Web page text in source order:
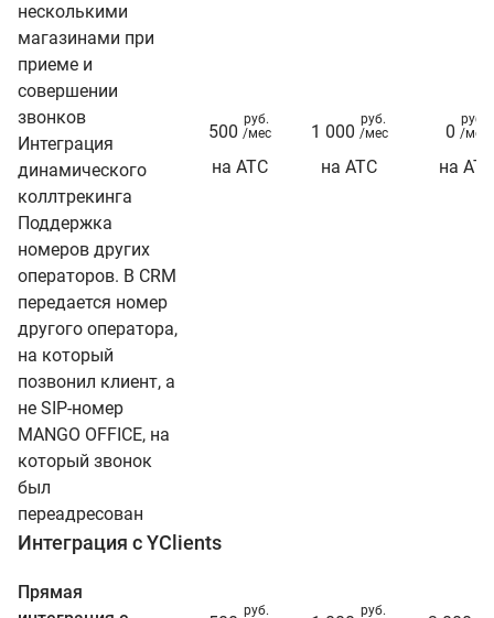
несколькими
магазинами при
приеме и
совершении
звонков
Интеграция
динамического
коллтрекинга
Поддержка
номеров других
операторов. В CRM
передается номер
другого оператора,
на который
позвонил клиент, а
не SIP-номер
MANGO OFFICE, на
который звонок
был
переадресован
500
руб.
/мес
на АТС
1 000
руб.
/мес
на АТС
0
руб.
/мес
на АТС
Интеграция с YClients
Прямая
руб.
руб.